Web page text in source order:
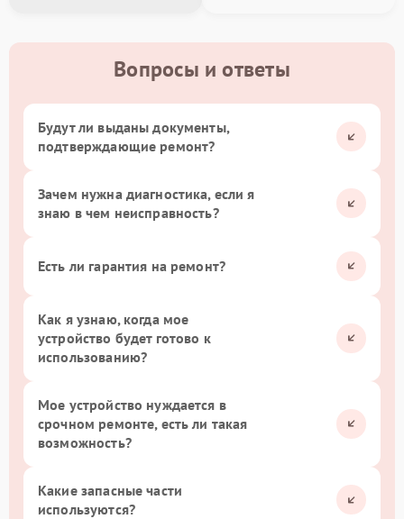
Вопросы и ответы
Будут ли выданы документы,
подтверждающие ремонт?
Зачем нужна диагностика, если я
знаю в чем неисправность?
Есть ли гарантия на ремонт?
Как я узнаю, когда мое
устройство будет готово к
использованию?
Мое устройство нуждается в
срочном ремонте, есть ли такая
возможность?
Какие запасные части
используются?